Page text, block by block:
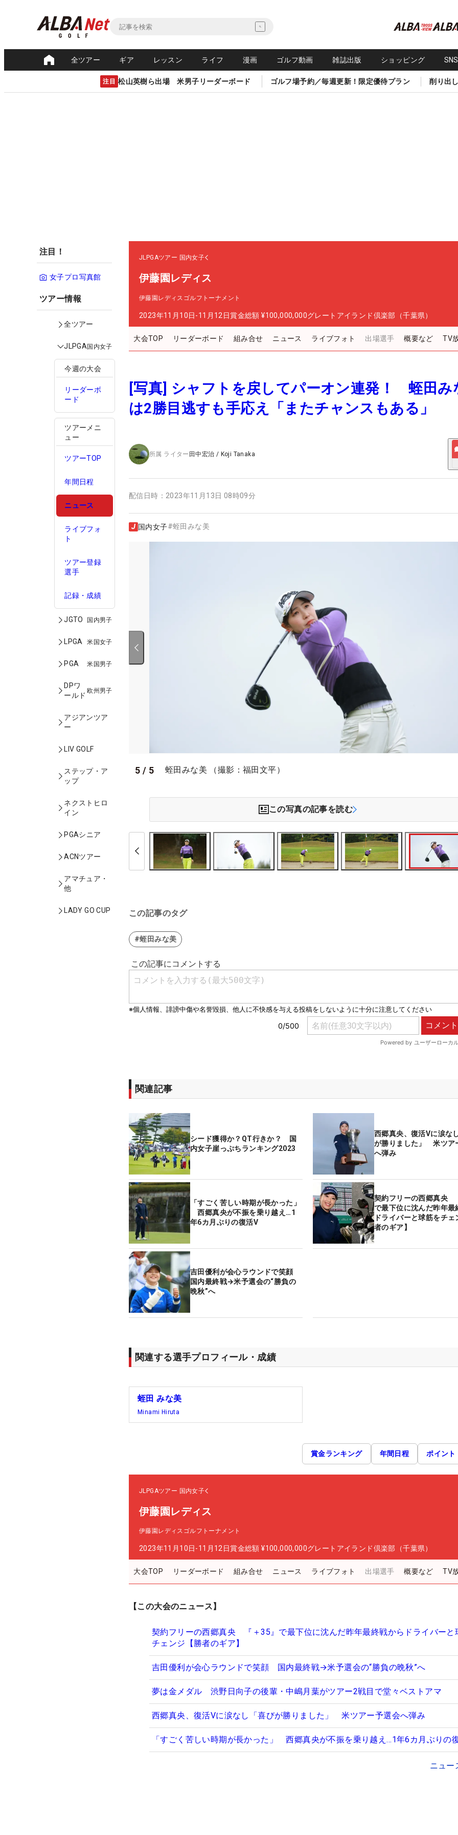
全ツアー ギア レッスン ライフ 漫画 ゴルフ動画 雑誌出版 ショッピング
注目 松山英樹ら出場 米男子リーダーボード ゴルフ場予約／毎週更新！限定優待プラン 削り出
注目！
女子プロ写真館
ツアー情報
全ツアー
JLPGA国内女子
今週の大会
リーダーボ
ード
ツアーメニ
ュー
ツアーTOP
年間日程
ニュース
ライブフォ
ト
ツアー登録
選手
記録・成績
JGTO 国内男子
LPGA 米国女子
PGA 米国男子
DPワ
ールド
欧州男子
アジアンツア
ー
LIV GOLF
ステップ・ア
ップ
ネクストヒロ
イン
PGAシニア
ACNツアー
アマチュア・
他
LADY GO CUP
JLPGAツアー 国内女子
伊藤園レディス
伊藤園レディスゴルフトーナメント
2023年11月10日-11月12日賞金総額 ¥100,000,000グレートアイランド倶楽部（千葉県）
大会TOP リーダーボード 組み合せ ニュース ライブフォト 出場選手 概要など TV
[写真] シャフトを戻してパーオン連発！ 蛭田み
は2勝目逃すも手応え「またチャンスもある」
所属 ライター 田中宏治 / Koji Tanaka
配信日時： 2023年11月13日 08時09分
国内女子#蛭田みな美
5 / 5 蛭田みな美 （撮影：福田文平）
この写真の記事を読む
この記事のタグ
#蛭田みな美
関連記事
シード獲得か？QT行きか？ 国
内女子崖っぷちランキング2023
西郷真央、復活Vに涙な
が勝りました」 米ツア
へ弾み
「すごく苦しい時期が長かった」
西郷真央が不振を乗り越え…1
年6カ月ぶりの復活V
契約フリーの西郷真央
で最下位に沈んだ昨年最
ドライバーと球筋をチェ
者のギア】
吉田優利が会心ラウンドで笑顔
国内最終戦→米予選会の“勝負の
晩秋”へ
関連する選手プロフィール・成績
蛭田 みな美
Minami Hiruta
賞金ランキング 年間日程 ポイント
JLPGAツアー 国内女子
伊藤園レディス
伊藤園レディスゴルフトーナメント
2023年11月10日-11月12日賞金総額 ¥100,000,000グレートアイランド倶楽部（千葉県）
大会TOP リーダーボード 組み合せ ニュース ライブフォト 出場選手 概要など TV
【この大会のニュース】
契約フリーの西郷真央 『＋35』で最下位に沈んだ昨年最終戦からドライバーと
チェンジ【勝者のギア】
吉田優利が会心ラウンドで笑顔 国内最終戦→米予選会の“勝負の晩秋”へ
夢は金メダル 渋野日向子の後輩・中嶋月葉がツアー2戦目で堂々ベストアマ
西郷真央、復活Vに涙なし「喜びが勝りました」 米ツアー予選会へ弾み
「すごく苦しい時期が長かった」 西郷真央が不振を乗り越え…1年6カ月ぶりの
ニュー